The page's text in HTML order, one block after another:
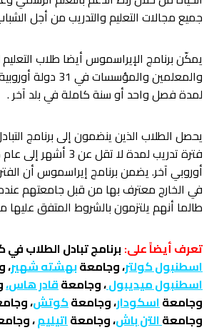
جميع مجالات التعليم والتدريب من أجل
يمكّن برنامج الإيراسموس أيضا طلاب التعليم
والمعلمين والمؤسسات
لمدة فصل واحد أو سنة كاملة في بلد آخر .
يحصل الطلاب الذين ينضمون إلى برنامج
فترة تدريب لمدة لا تقل
أوروبي آخر. يضمن برنامج إيراسموس أن
في الخارج معترف بها من قبل جامعتهم
طالما أنهم يلتزمون بالشروط المتفق عليها
تعرف أيضاً على:برنامج تبادل الطلاب
اسطنبول كولتر، وجامعةبهشته شهير،
اسطنبول ميديبول، وجامعةقادر هاس،
وجامعةاسكودار، وجامعةكوتش،
وجامعةالتن باش، وجامعةاتيليم،